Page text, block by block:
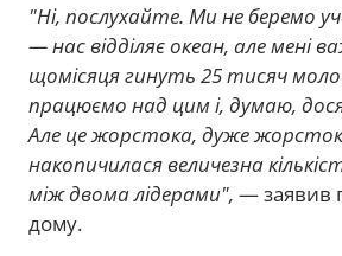
"Ні, послухайте. Ми не беремо
— нас відділяє океан, але мені
щомісяця гинуть 25 тисяч
працюємо над цим і, думаю,
Але це жорстока, дуже
накопичилася величезна
між двома лідерами", — заявив
дому.